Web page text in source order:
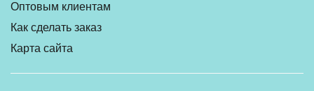
Оптовым клиентам
Как сделать заказ
Карта сайта